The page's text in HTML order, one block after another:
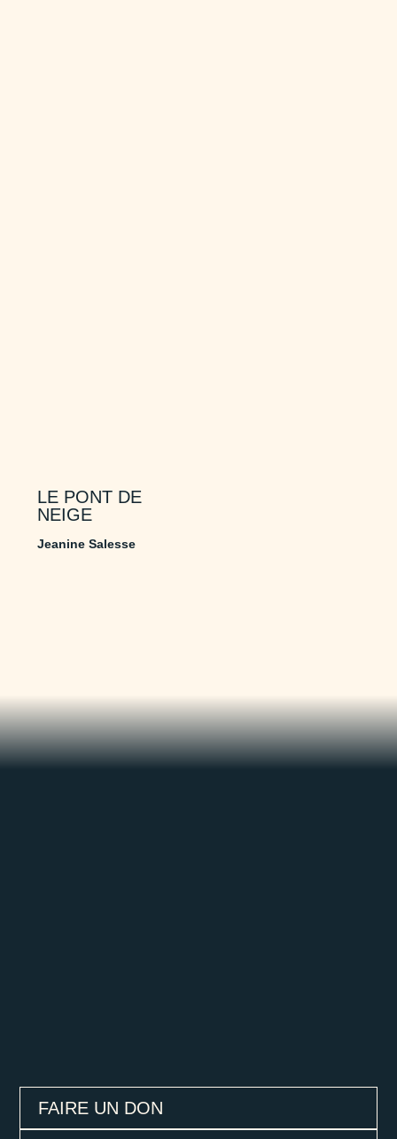
LE PONT DE
NEIGE
Jeanine Salesse
FAIRE UN DON